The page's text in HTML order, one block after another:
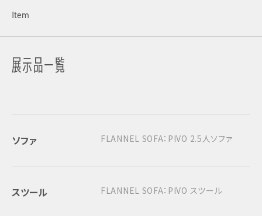
Item
展示品一覧
ソファ FLANNEL SOFA：PIVO 2.5人ソファ
スツール FLANNEL SOFA：PIVO スツール